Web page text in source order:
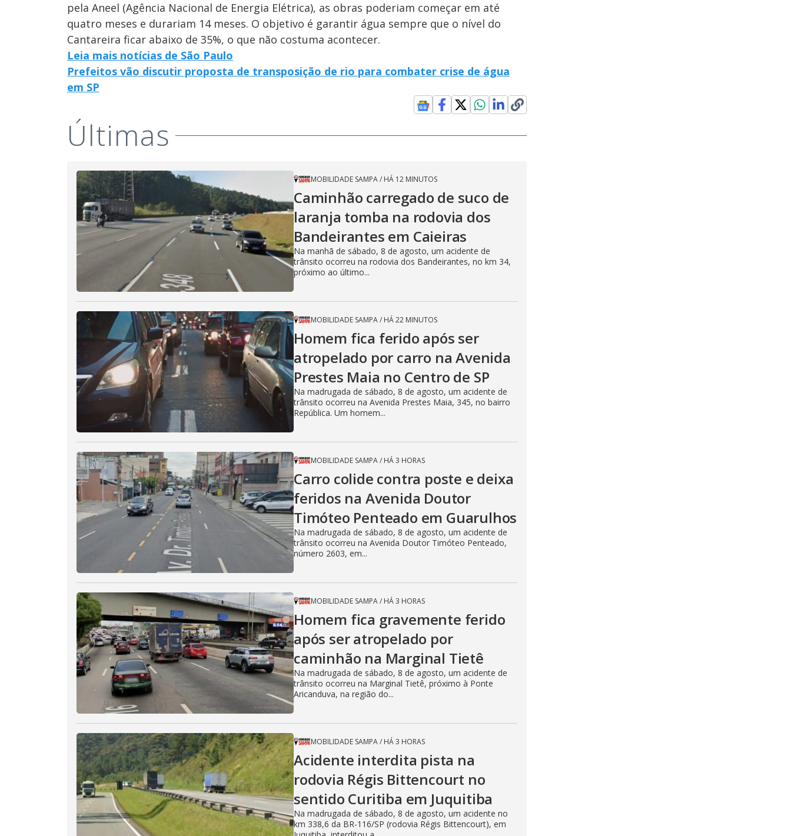
pela Aneel (Agência Nacional de Energia Elétrica), as obras poderiam começar em até
quatro meses e durariam 14 meses. O objetivo é garantir água sempre que o nível do
Cantareira ficar abaixo de 35%, o que não costuma acontecer.
Leia mais notícias de São Paulo
Prefeitos vão discutir proposta de transposição de rio para combater crise de água
em SP
Últimas
MOBILIDADE SAMPA/ HÁ 12 MINUTOS
Caminhão carregado de suco de
laranja tomba na rodovia dos
Bandeirantes em Caieiras
Na manhã de sábado, 8 de agosto, um acidente de
trânsito ocorreu na rodovia dos Bandeirantes, no km 34,
próximo ao último...
MOBILIDADE SAMPA/ HÁ 22 MINUTOS
Homem fica ferido após ser
atropelado por carro na Avenida
Prestes Maia no Centro de SP
Na madrugada de sábado, 8 de agosto, um acidente de
trânsito ocorreu na Avenida Prestes Maia, 345, no bairro
República. Um homem...
MOBILIDADE SAMPA/ HÁ 3 HORAS
Carro colide contra poste e deixa
feridos na Avenida Doutor
Timóteo Penteado em Guarulhos
Na madrugada de sábado, 8 de agosto, um acidente de
trânsito ocorreu na Avenida Doutor Timóteo Penteado,
número 2603, em...
MOBILIDADE SAMPA/ HÁ 3 HORAS
Homem fica gravemente ferido
após ser atropelado por
caminhão na Marginal Tietê
Na madrugada de sábado, 8 de agosto, um acidente de
trânsito ocorreu na Marginal Tietê, próximo à Ponte
Aricanduva, na região do...
MOBILIDADE SAMPA/ HÁ 3 HORAS
Acidente interdita pista na
rodovia Régis Bittencourt no
sentido Curitiba em Juquitiba
Na madrugada de sábado, 8 de agosto, um acidente no
km 338,6 da BR-116/SP (rodovia Régis Bittencourt), em